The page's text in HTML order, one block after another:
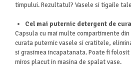
timpului. Rezultatul? Vasele si tigaile
Cel mai puternic detergent de
Capsula cu mai multe compartimente din
curata puternic vasele si cratitele,
si grasimea incapatanata. Poate fi
miros placut in masina de spalat vase.